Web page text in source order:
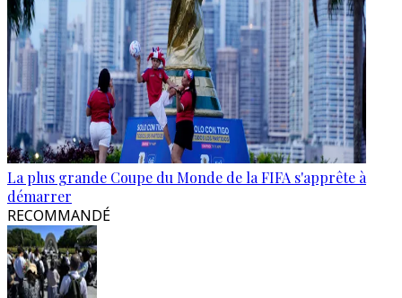
La plus grande Coupe du Monde de la FIFA s'apprête à
démarrer
RECOMMANDÉ